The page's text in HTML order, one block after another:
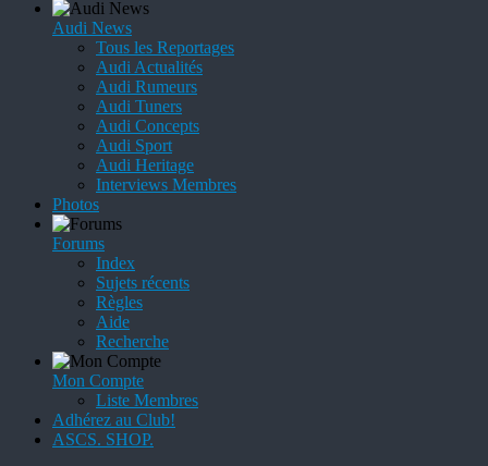
Audi News
Tous les Reportages
Audi Actualités
Audi Rumeurs
Audi Tuners
Audi Concepts
Audi Sport
Audi Heritage
Interviews Membres
Photos
Forums
Index
Sujets récents
Règles
Aide
Recherche
Mon Compte
Liste Membres
Adhérez au Club!
ASCS. SHOP.